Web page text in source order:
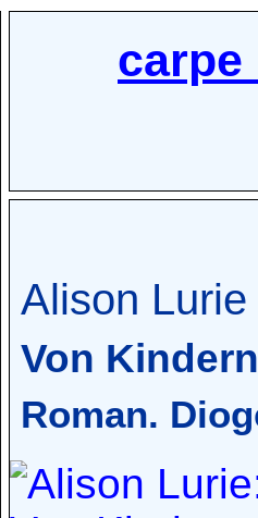
Alison Lurie
Von
Roman.